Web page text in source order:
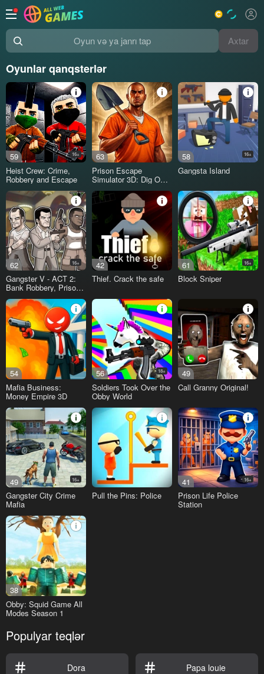
Oyun və ya janrı tap Axtar
Oyunlar qanqsterlər
59 16+
Heist Crew: Crime,
Robbery and Escape
63
Prison Escape
Simulator 3D: Dig Out
58 16+
Gangsta Island
62 16+
Gangster V - ACT 2:
Bank Robbery, Prison
Break!
42
Thief. Crack the safe
61 16+
Block Sniper
54
Mafia Business:
Money Empire 3D
56 18+
Soldiers Took Over the
Obby World
49
Call Granny Original!
49 16+
Gangster City Crime
Mafia
Pull the Pins: Police
41 16+
Prison Life Police
Station
38
Obby: Squid Game All
Modes Season 1
Populyar teqlər
Dora Papa louie